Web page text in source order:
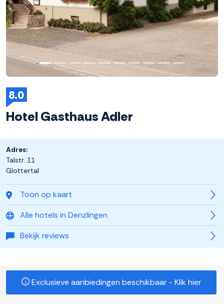
8.0
Hotel Gasthaus Adler
Toon op kaart
Alle hotels in Denzlingen
Bekijk reviews
Adres:
Talstr. 11
Glottertal
Exclusieve aanbiedingen beschikbaar - Klik hier